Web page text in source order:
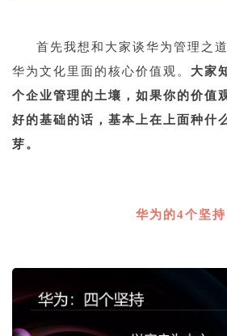
首先我想和大家谈华为管理之
华为文化里面的核心价值观。 大家
个企业管理的土壤，如果你的价值
好的基础的话，基本上在上面种什
芽。
华为的4个坚持